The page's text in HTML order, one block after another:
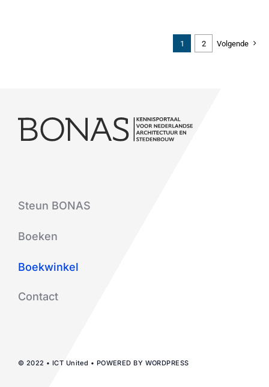
1 2 Volgende
Steun BONAS
Boeken
Boekwinkel
Contact
© 2022 • ICT United • POWERED BY WORDPRESS